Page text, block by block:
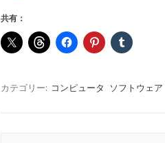
共有：
カテゴリー: コンピュータ ソフトウェア